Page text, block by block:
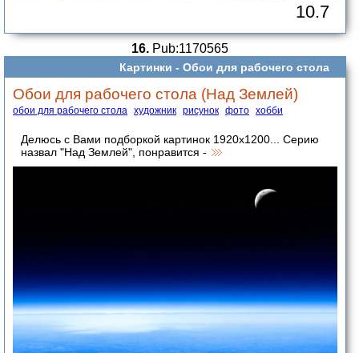
10.7
16.Pub:1170565
Картинки - Обои для рабочего стола
Обои для рабочего стола (Над Землей)
обои для рабочего стола художник рисунок фото хобби
Делюсь с Вами подборкой картинок 1920х1200... Серию
назвал "Над Землей", понравится -